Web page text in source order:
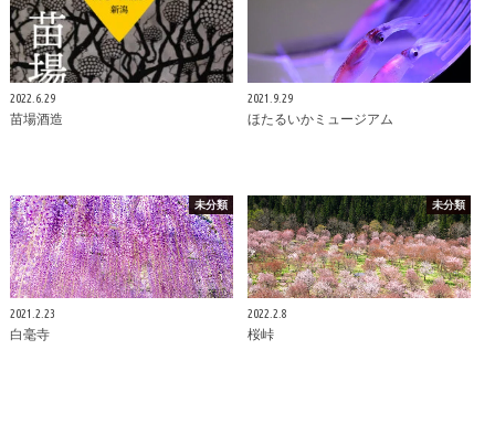
2022.6.29
苗場酒造
2021.9.29
ほたるいかミュージアム
未分類
2021.2.23
白毫寺
未分類
2022.2.8
桜峠